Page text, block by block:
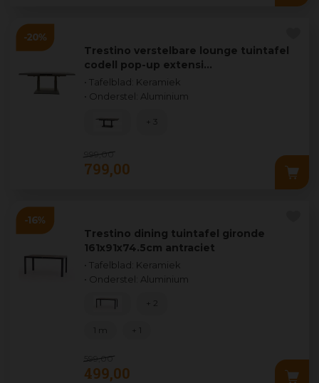
Trestino verstelbare lounge tuintafel
codell pop-up extensi…
• Tafelblad: Keramiek
• Onderstel: Aluminium
999 ,00
799,00
+ 3
Trestino dining tuintafel gironde
161x91x74.5cm antraciet
• Tafelblad: Keramiek
• Onderstel: Aluminium
599 ,00
499,00
+ 2
1 m + 1